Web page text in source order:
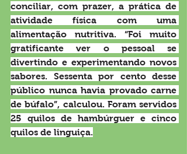
conciliar, com prazer, a prática de
atividade física com uma
alimentação nutritiva. “Foi muito
gratificante ver o pessoal se
divertindo e experimentando novos
sabores. Sessenta por cento desse
público nunca havia provado carne
de búfalo”, calculou. Foram servidos
25 quilos de hambúrguer e cinco
quilos de linguiça.